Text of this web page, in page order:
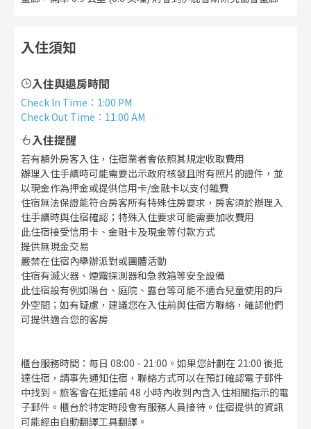
入住須知
入住與退房時間
Check In Time ： 1:00 PM
Check Out Time ： 11:00 AM
入住提醒
若有額外房客入住，住宿業者會依照其規定收取費用
辦理入住手續時可能需要出示政府核發且附有照片的證件，並
以現金作為押金或提供信用卡/金融卡以支付雜費
住宿無法保證能符合房客所有特殊住房要求，房客須於辦理入
住手續時與住宿確認；特殊入住要求可能需要加收費用
此住宿接受信用卡、金融卡及現金等付款方式
提供無現金交易
嚴禁在住宿內舉辦派對或團體活動
住宿有滅火器、煙霧探測器和急救箱等安全設備
此住宿設有例如陽台、庭院、露台等可能不適合兒童使用的戶
外空間；如有疑慮，建議您在入住前與住宿方聯絡，確認他們
可提供適合您的客房
櫃台服務時間：每日 08:00 - 21:00。如果您計劃在 21:00 後抵
達住宿，請事先通知住宿，聯絡方式可以在預訂確認電子郵件
中找到。旅客會在抵達前 48 小時內收到內含入住相關指示的電
子郵件。櫃台於特定時段會有服務人員接待。住宿提供的資訊
可能經由自動翻譯工具翻譯。